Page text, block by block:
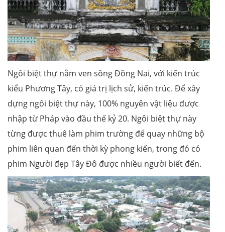
Ngôi biệt thự nằm ven sông Đồng Nai, với kiến trúc
kiểu Phương Tây, có giá trị lịch sử, kiến trúc. Để xây
dựng ngôi biệt thự này, 100% nguyên vật liệu được
nhập từ Pháp vào đầu thế kỷ 20. Ngôi biệt thự này
từng được thuê làm phim trường để quay những bộ
phim liên quan đến thời kỳ phong kiến, trong đó có
phim Người đẹp Tây Đô được nhiều người biết đến.